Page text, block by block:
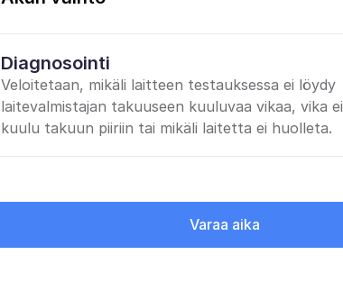
Diagnosointi
Veloitetaan, mikäli laitteen testauksessa ei löydy
laitevalmistajan takuuseen kuuluvaa vikaa, vika ei
kuulu takuun piiriin tai mikäli laitetta ei huolleta.
Varaa aika